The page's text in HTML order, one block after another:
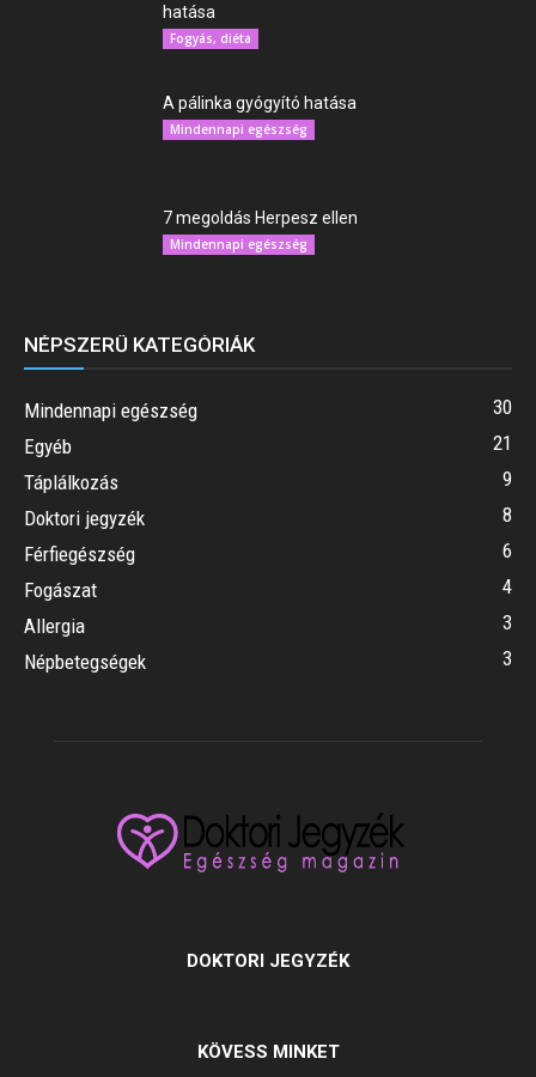
hatása
Fogyás, diéta
A pálinka gyógyító hatása
Mindennapi egészség
7 megoldás Herpesz ellen
Mindennapi egészség
NÉPSZERŰ KATEGÓRIÁK
Mindennapi egészség
30
Egyéb
21
Táplálkozás
9
Doktori jegyzék
8
Férfiegészség
6
Fogászat
4
Allergia
3
Népbetegségek
3
DOKTORI JEGYZÉK
KÖVESS MINKET